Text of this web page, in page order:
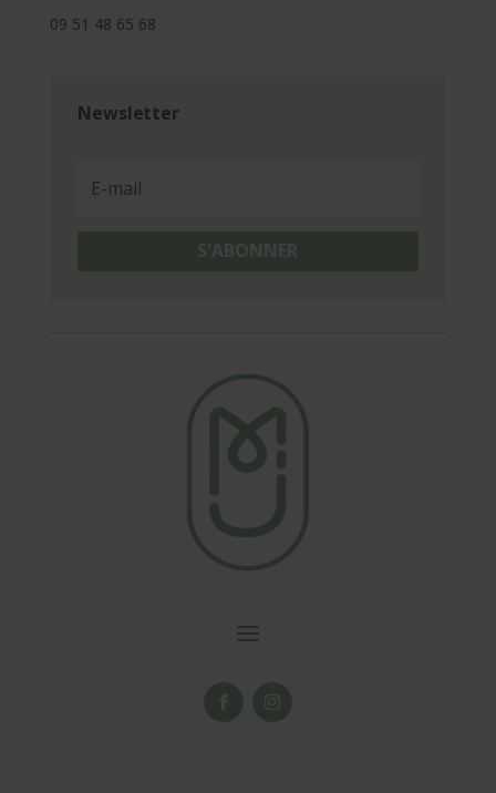
09 51 48 65 68
Newsletter
S'ABONNER